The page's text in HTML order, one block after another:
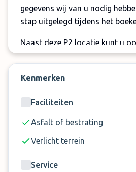
gegevens wij van u nodig
stap uitgelegd tijdens het
Naast deze P2 locatie kunt u
Weeze AirportenP3 Weeze
zonnepanelen die boven de
geïnstalleerd.
Op het moment dat uw
ontvangt u van ons een
zeker van een parkeerplaats op
parkings in het bezit kan blijven
Kenmerken
Faciliteiten
Asfalt of bestrating
Verlicht terrein
Service